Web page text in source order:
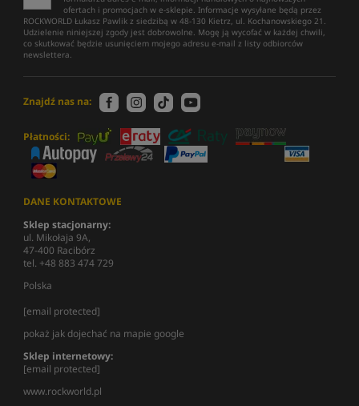
ofertach i promocjach w e-sklepie. Informacje wysyłane będą przez
ROCKWORLD Łukasz Pawlik z siedzibą w 48-130 Kietrz, ul. Kochanowskiego 21.
Udzielenie niniejszej zgody jest dobrowolne. Mogę ją wycofać w każdej chwili,
co skutkować będzie usunięciem mojego adresu e-mail z listy odbiorców
newslettera.
Znajdź nas na:
Płatności:
DANE KONTAKTOWE
Sklep stacjonarny:
ul. Mikołaja 9A,
47-400 Racibórz
tel. +48 883 474 729
Polska
[email protected]
pokaż jak dojechać na mapie google
Sklep internetowy:
[email protected]
www.rockworld.pl